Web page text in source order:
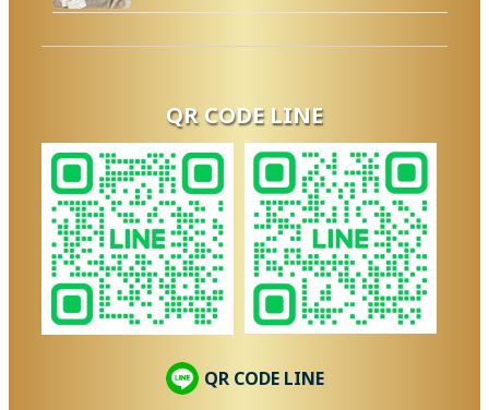
QR CODE LINE
QR CODE LINE